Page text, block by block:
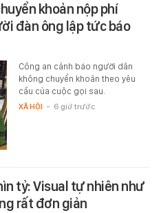
khoản nộp phí
đàn ông lập tức báo
Công an cảnh báo người dân
không chuyển khoản theo yêu
cầu của cuộc gọi sau.
XÃ HỘI - 6 giờ trước
tỷ: Visual tự nhiên như
rất đơn giản